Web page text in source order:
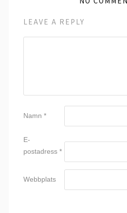
LEAVE A REPLY
Namn *
E-
postadress *
Webbplats